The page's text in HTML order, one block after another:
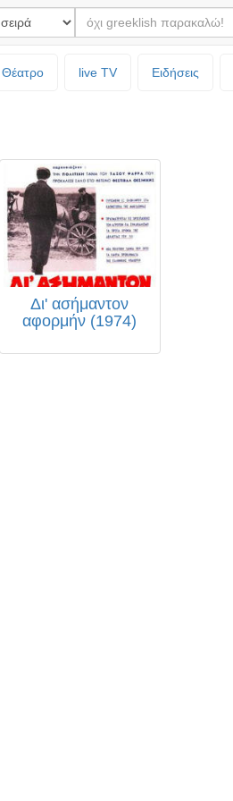
Θέατρο live TV Ειδήσεις
Δι' ασήμαντον
αφορμήν (1974)